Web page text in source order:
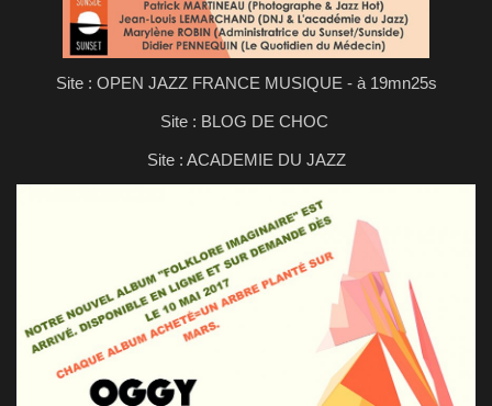
Site : OPEN JAZZ FRANCE MUSIQUE - à 19mn25s
Site : BLOG DE CHOC
Site : ACADEMIE DU JAZZ